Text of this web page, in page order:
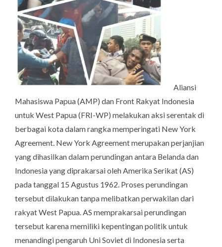
Aliansi
Mahasiswa Papua (AMP) dan Front Rakyat Indonesia
untuk West Papua (FRI-WP) melakukan aksi serentak di
berbagai kota dalam rangka memperingati New York
Agreement. New York Agreementmerupakan perjanjian
yang dihasilkan dalam perundingan antara Belanda dan
Indonesia yang diprakarsai oleh Amerika Serikat (AS)
pada tanggal 15 Agustus 1962. Proses perundingan
tersebut dilakukan tanpa melibatkan perwakilan dari
rakyat West Papua. AS memprakarsai perundingan
tersebut karena memiliki kepentingan politik untuk
menandingi pengaruh Uni Soviet di Indonesia serta